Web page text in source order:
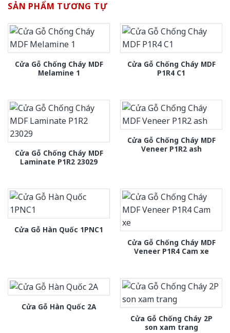
SẢN PHẨM TƯƠNG TỰ
Cửa Gỗ Chống Cháy MDF
Melamine 1
Cửa Gỗ Chống Cháy MDF
P1R4 C1
Cửa Gỗ Chống Cháy MDF
Laminate P1R2 23029
Cửa Gỗ Chống Cháy MDF
Veneer P1R2 ash
Cửa Gỗ Hàn Quốc 1PNC1
Cửa Gỗ Chống Cháy MDF
Veneer P1R4 Cam xe
Cửa Gỗ Hàn Quốc 2A
Cửa Gỗ Chống Cháy 2P
son xam trang